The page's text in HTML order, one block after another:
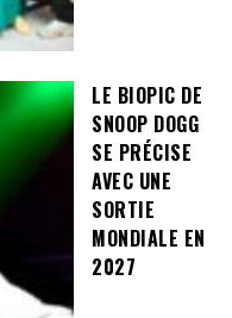
LE BIOPIC DE
SNOOP DOGG
SE PRÉCISE
AVEC UNE
SORTIE
MONDIALE EN
2027